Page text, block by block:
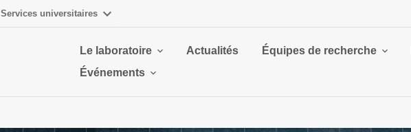
Services universitaires
Le laboratoire Actualités Équipes de recherche
Événements